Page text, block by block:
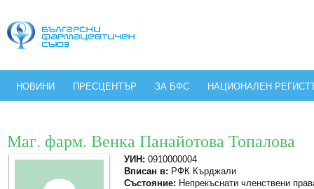
НОВИНИ ПРЕСЦЕНТЪР ЗА БФС НАЦИОНАЛЕН
Маг. фарм. Венка Панайотова Топалова
УИН: 0910000004
Вписан в: РФК Кърджали
Състояние: Непрекъснати членствени